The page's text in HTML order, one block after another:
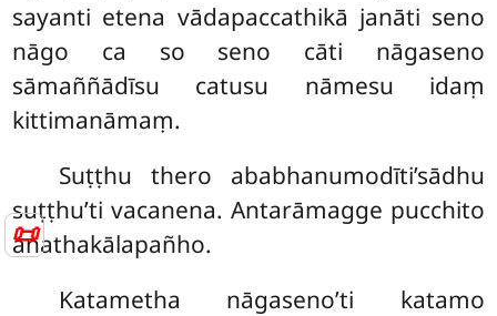
📜
sayanti etena vādapaccathikā janāti seno
nāgo ca so seno cāti nāgaseno
sāmaññādīsu catusu nāmesu idaṃ
kittimanāmaṃ.
Suṭṭhu thero ababhanumodīti’sādhu
suṭṭhu’ti vacanena. Antarāmagge pucchito
anathakālapañho.
Katametha nāgaseno’ti katamo